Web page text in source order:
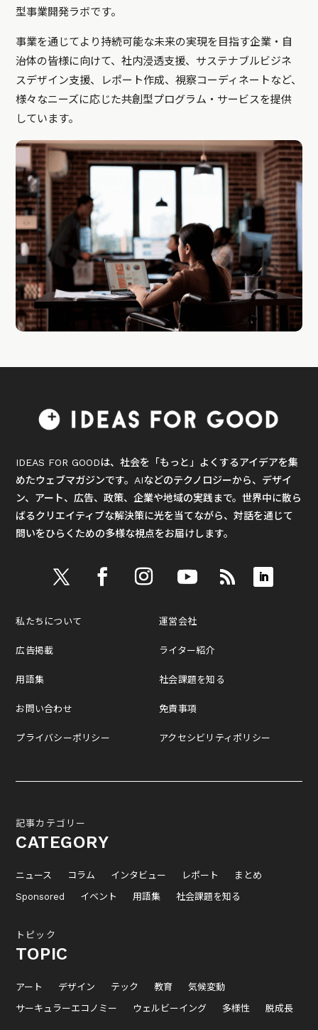
型事業開発ラボです。
事業を通じてより持続可能な未来の実現を目指す企業・自
治体の皆様に向けて、社内浸透支援、サステナブルビジネ
スデザイン支援、レポート作成、視察コーディネートなど、
様々なニーズに応じた共創型プログラム・サービスを提供
しています。
IDEAS FOR GOODは、社会を「もっと」よくするアイデアを集
めたウェブマガジンです。AIなどのテクノロジーから、デザイ
ン、アート、広告、政策、企業や地域の実践まで。世界中に散ら
ばるクリエイティブな解決策に光を当てながら、対話を通じて
問いをひらくための多様な視点をお届けします。
私たちについて
広告掲載
用語集
お問い合わせ
プライバシーポリシー
運営会社
ライター紹介
社会課題を知る
免責事項
アクセシビリティポリシー
記事カテゴリー
CATEGORY
ニュース コラム インタビュー レポート
まとめ
Sponsored
イベント 用語集 社会課題を知る
トピック
TOPIC
アート デザイン テック 教育
気候変動
サーキュラーエコノミー
ウェルビーイング 多様性 脱成長